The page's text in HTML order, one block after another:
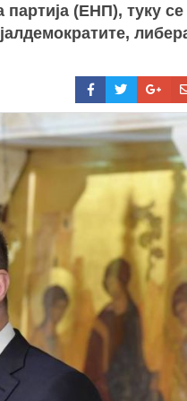
(ЕНП), туку се